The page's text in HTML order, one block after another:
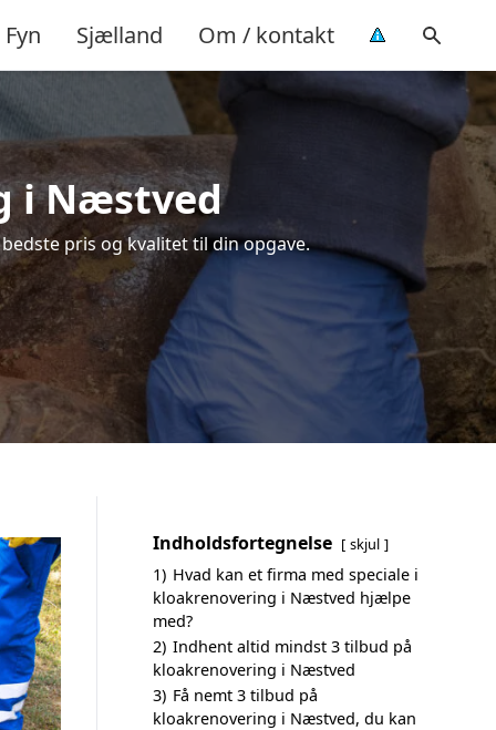
Fyn Sjælland Om / kontakt
i Næstved
pris og kvalitet til din opgave.
Indholdsfortegnelse skjul
1) Hvad kan et firma med speciale i
kloakrenovering i Næstved hjælpe
med?
2) Indhent altid mindst 3 tilbud på
kloakrenovering i Næstved
3) Få nemt 3 tilbud på
kloakrenovering i Næstved, du kan